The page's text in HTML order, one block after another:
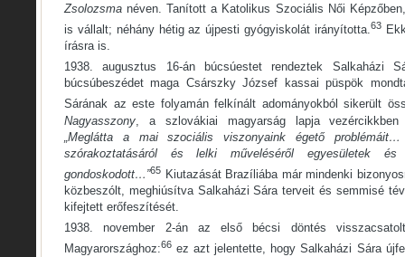
Zsolozsma néven. Tanított a Katolikus Szociális Női
is vállalt; néhány hétig az újpesti gyógyiskolát irányította.63
írásra is.
1938. augusztus 16-án búcsúestet rendeztek Salkaházi
búcsúbeszédet maga Csárszky József kassai püspök
Sárának az este folyamán felkínált adományokból sikerült
Nagyasszony , a szlovákiai magyarság lapja
„Meglátta a mai szociális viszonyaink égető
szórakoztatásáról és lelki műveléséről egyesületek és
gondoskodott…”65 Kiutazását Brazíliába már mindenki
közbeszólt, meghiúsítva Salkaházi Sára terveit és semmisé
kifejtett erőfeszítését.
1938. november 2-án az első bécsi döntés
Magyarországhoz:66 ez azt jelentette, hogy Salkaházi Sára